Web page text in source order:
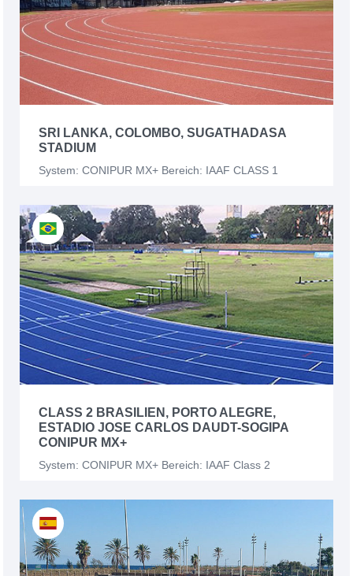
SRI LANKA, COLOMBO, SUGATHADASA
STADIUM
System: CONIPUR MX+ Bereich: IAAF CLASS 1
CLASS 2 BRASILIEN, PORTO ALEGRE,
ESTADIO JOSE CARLOS DAUDT-SOGIPA
CONIPUR MX+
System: CONIPUR MX+ Bereich: IAAF Class 2